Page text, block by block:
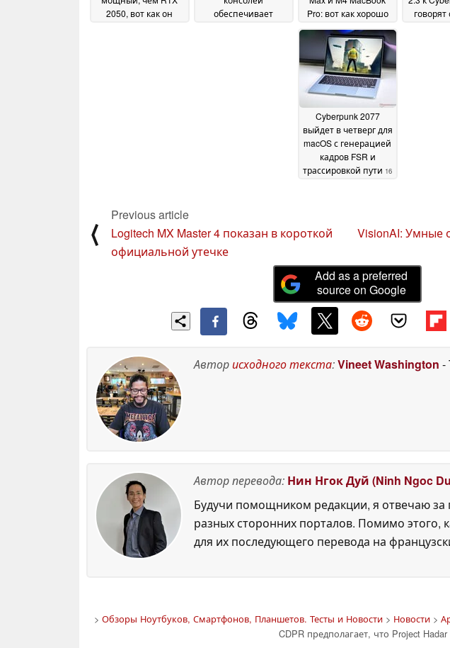
2050, вот как он
обеспечивает
Pro: вот как хорошо
каждом из них20 July
2025
говорят
Cyberpunk 2077
выйдет в четверг для
macOS с генерацией
кадров FSR и
трассировкой пути 16
⟨
Previous article
Logitech MX Master 4 показан в короткой
официальной утечке
VisionAI: Умные
Add as a preferred
source on Google
Авторисходного текста:Vineet Washington -
Автор перевода: Нин Нгок Дуй (Ninh Ngoc
Будучи помощником редакции, я отвечаю
разных сторонних порталов. Помимо
для их последующего перевода на
> Обзоры Ноутбуков, Смартфонов, Планшетов. Тесты и Новости> Новости>
CDPR предполагает, что Project